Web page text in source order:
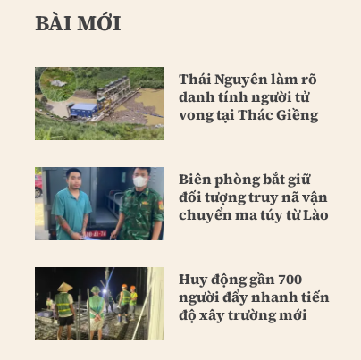
BÀI MỚI
Thái Nguyên làm rõ
danh tính người tử
vong tại Thác Giềng
Biên phòng bắt giữ
đối tượng truy nã vận
chuyển ma túy từ Lào
Huy động gần 700
người đẩy nhanh tiến
độ xây trường mới